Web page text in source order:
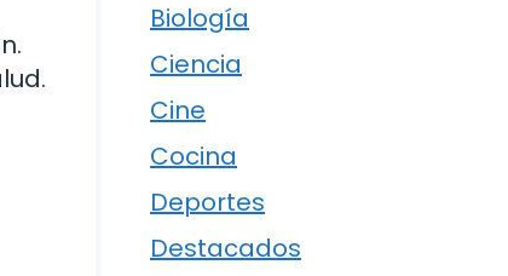
Biología
Ciencia
Cine
Cocina
Deportes
Destacados